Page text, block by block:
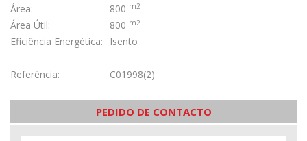
Área: 800 m2
Área Útil: 800 m2
Eficiência Energética: Isento
Referência: C01998(2)
PEDIDO DE CONTACTO